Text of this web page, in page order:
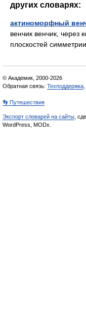
других словарях:
актиноморфный
венчик венчик, через
плоскостей
© Академик, 2000-2026
Обратная связь: Техподдержка
👣 Путешествия
Экспорт словарей на сайты ,
WordPress, MODx.